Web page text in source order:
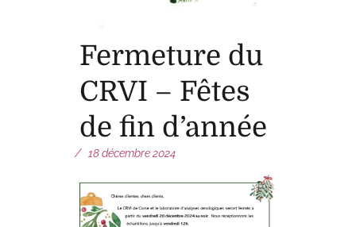
Fermeture du
CRVI – Fêtes
de fin d’année
18 décembre 2024